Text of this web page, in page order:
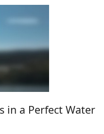
in a Perfect Water